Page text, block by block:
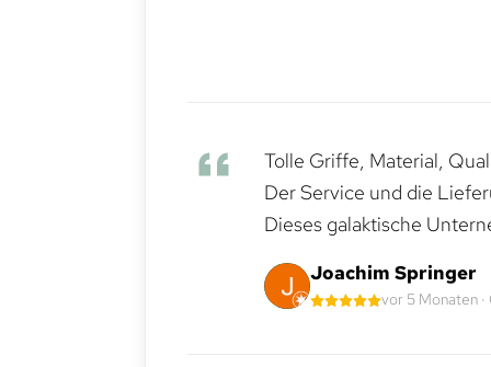
Tolle Griffe, Material,
Der Service und die
Dieses galaktische
Joachim Springer
vor 5 Monaten